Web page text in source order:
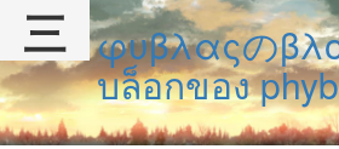
φυβλαςの
บล็อกของ
三